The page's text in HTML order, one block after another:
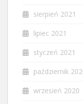
sierpień 2021
lipiec 2021
styczeń 2021
październik
wrzesień 2020